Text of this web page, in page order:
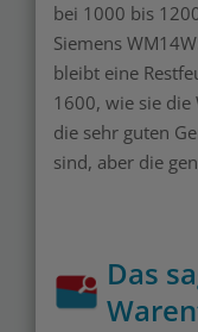
bei 1000 bis
Siemens
bleibt eine
1600, wie sie
die sehr guten
sind, aber die
Das